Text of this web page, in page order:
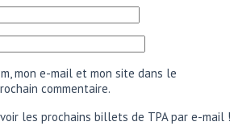
mon e-mail et mon site dans le
commentaire.
les prochains billets de TPA par e-mail !